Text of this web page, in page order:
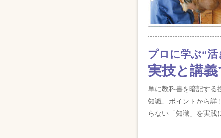
プロに学ぶ“活
実技と講
単に教科書を暗記する
知識、ポイントから詳
らない「知識」を実践